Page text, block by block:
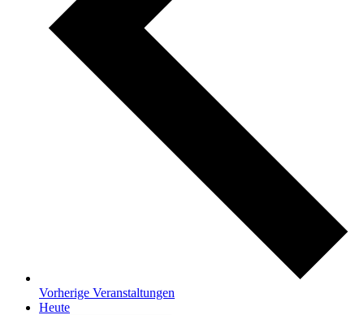
Vorherige Veranstaltungen
Heute